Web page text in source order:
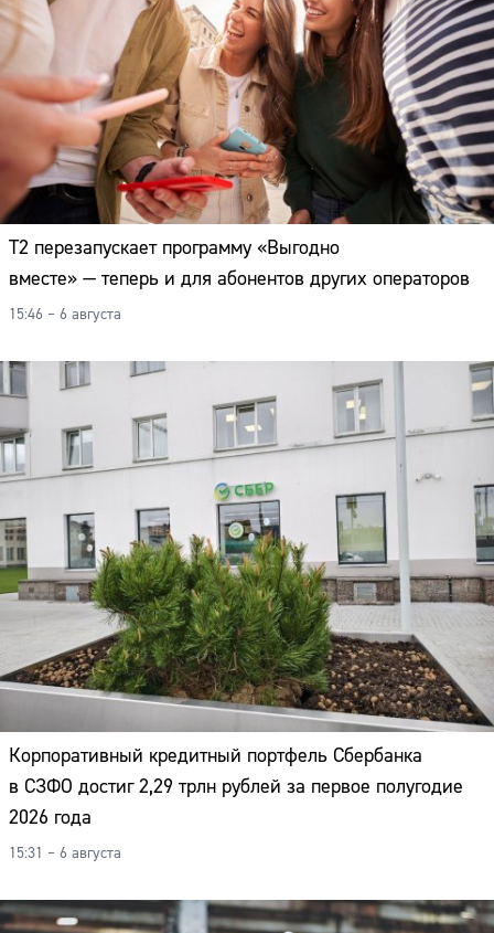
Т2 перезапускает программу «Выгодно
вместе» — теперь и для абонентов других операторов
15:46 – 6 августа
Корпоративный кредитный портфель Сбербанка
в СЗФО достиг 2,29 трлн рублей за первое полугодие
2026 года
15:31 – 6 августа